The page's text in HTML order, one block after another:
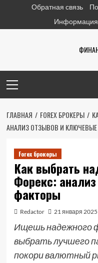
содержимому
Обратная связь
Информация
меню
ГЛАВНАЯ FOREX БРОКЕРЫ
АНАЛИЗ ОТЗЫВОВ И
Forex брокеры
Как выбрать
Форекс:
факторы
Redactor 21 января 2025
Ищешь надежного
выбрать лучшего
покори валютный